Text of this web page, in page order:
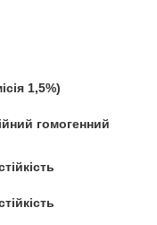
1,5%)
гомогенний